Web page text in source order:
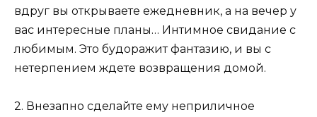
вдруг вы открываете ежедневник, а на вечер у
вас интересные планы… Интимное свидание с
любимым. Это будоражит фантазию, и вы с
нетерпением ждете возвращения домой.
2. Внезапно сделайте ему неприличное